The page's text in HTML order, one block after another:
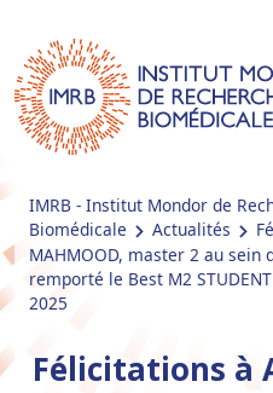
IMRB - Institut Mondor de
Biomédicale
Actualités
MAHMOOD, master 2 au sein
remporté le Best M2 STUDENT
2025
Félicitations à